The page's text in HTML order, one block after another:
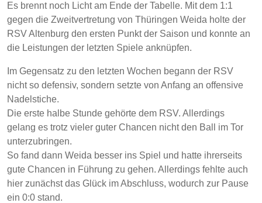
Es brennt noch Licht am Ende der Tabelle. Mit dem 1:1
gegen die Zweitvertretung von Thüringen Weida holte der
RSV Altenburg den ersten Punkt der Saison und konnte an
die Leistungen der letzten Spiele anknüpfen.
Im Gegensatz zu den letzten Wochen begann der RSV
nicht so defensiv, sondern setzte von Anfang an offensive
Nadelstiche.
Die erste halbe Stunde gehörte dem RSV. Allerdings
gelang es trotz vieler guter Chancen nicht den Ball im Tor
unterzubringen.
So fand dann Weida besser ins Spiel und hatte ihrerseits
gute Chancen in Führung zu gehen. Allerdings fehlte auch
hier zunächst das Glück im Abschluss, wodurch zur Pause
ein 0:0 stand.